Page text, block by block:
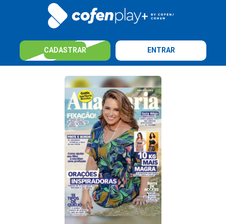
CADASTRAR ENTRAR